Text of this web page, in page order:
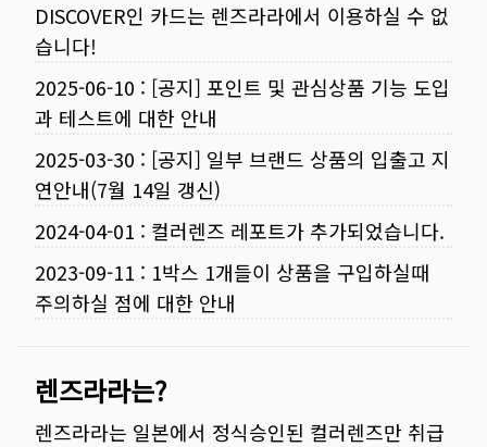
DISCOVER인 카드는 렌즈라라에서 이용하실 수 없
습니다!
2025-06-10 : [공지] 포인트 및 관심상품 기능 도입
과 테스트에 대한 안내
2025-03-30 : [공지] 일부 브랜드 상품의 입출고 지
연안내(7월 14일 갱신)
2024-04-01 : 컬러렌즈 레포트가 추가되었습니다.
2023-09-11 : 1박스 1개들이 상품을 구입하실때
주의하실 점에 대한 안내
렌즈라라는?
렌즈라라는 일본에서 정식승인된 컬러렌즈만 취급